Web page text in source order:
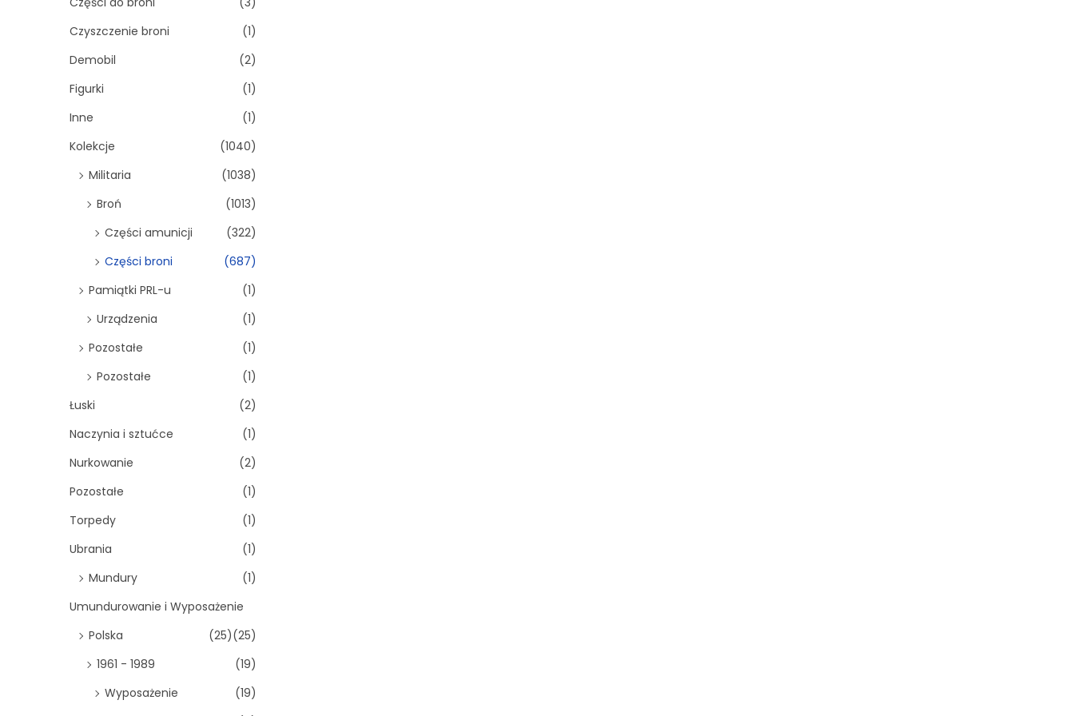
Czyszczenie broni
(1)
Demobil
(2)
Figurki
(1)
Inne
(1)
Kolekcje
(1040)
Militaria
(1038)
Broń
(1013)
Części amunicji
(322)
Części broni
(687)
Pamiątki PRL-u
(1)
Urządzenia
(1)
Pozostałe
(1)
Pozostałe
(1)
Łuski
(2)
Naczynia i sztućce
(1)
Nurkowanie
(2)
Pozostałe
(1)
Torpedy
(1)
Ubrania
(1)
Mundury
(1)
Umundurowanie i Wyposażenie
(25)
Polska
(25)
1961 - 1989
(19)
Wyposażenie
(19)